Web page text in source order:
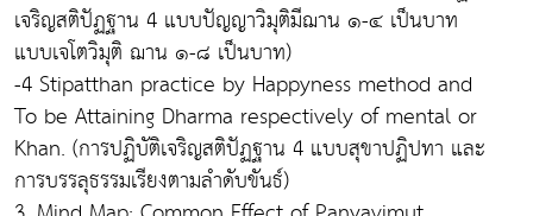
เจริญสติปัฏฐาน 4 แบบปัญญาวิมุติมีฌาน ๑-๔ เป็นบาท
แบบเจโตวิมุติ ฌาน ๑-๘ เป็นบาท)
-4 Stipatthan practice by Happyness method and
To be Attaining Dharma respectively of mental or
Khan. (การปฏิบัติเจริญสติปัฏฐาน 4 แบบสุขาปฏิปทา และ
การบรรลุธรรมเรียงตามลำดับขันธ์)